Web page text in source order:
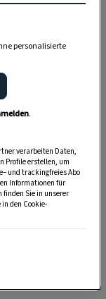
personalisierte
.
verarbeiten Daten,
Profile erstellen, um
und trackingfreies Abo
Informationen für
Sie in unserer
den Cookie-